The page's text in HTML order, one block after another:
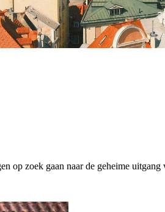
zoek gaan naar de geheime